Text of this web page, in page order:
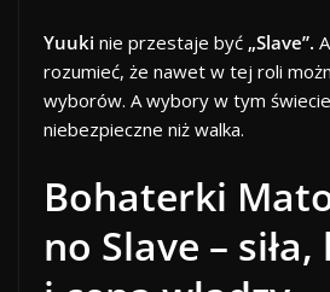
Yuuki nie przestaje być „Slave”.
rozumieć, że nawet w tej roli
wyborów. A wybory w tym
niebezpieczne niż walka.
Bohaterki
no Slave –